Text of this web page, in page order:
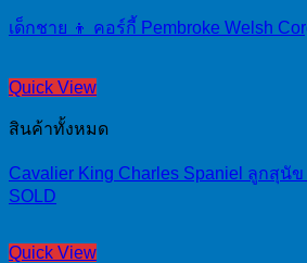
เด็กชาย 👦 คอร์กี้ Pembroke Welsh
Quick View
สินค้าทั้งหมด
Cavalier King Charles Spaniel ลูกสุนัข
SOLD
Quick View